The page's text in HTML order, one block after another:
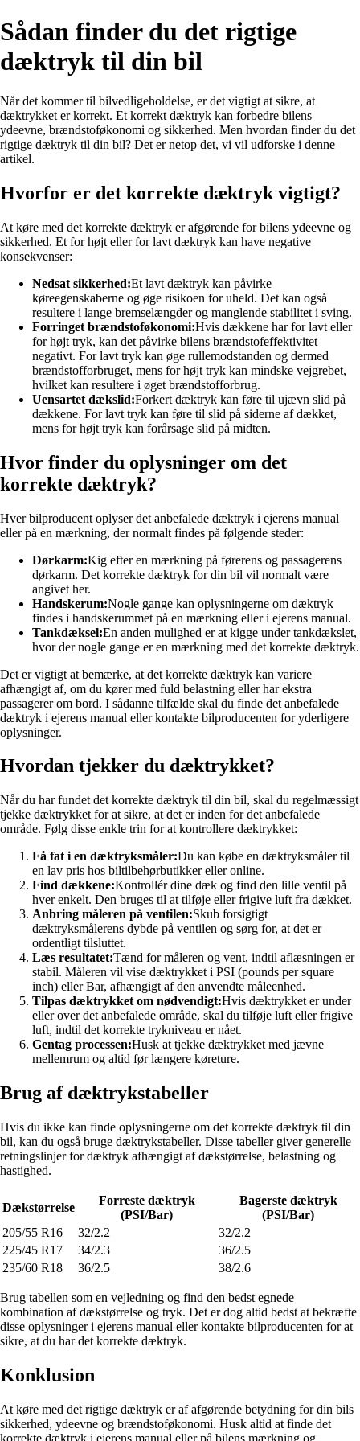
Sådan finder du det rigtige
dæktryk til din bil
Når det kommer til bilvedligeholdelse, er det vigtigt at sikre, at
dæktrykket er korrekt. Et korrekt dæktryk kan forbedre bilens
ydeevne, brændstoføkonomi og sikkerhed. Men hvordan finder du det
rigtige dæktryk til din bil? Det er netop det, vi vil udforske i denne
artikel.
Hvorfor er det korrekte dæktryk vigtigt?
At køre med det korrekte dæktryk er afgørende for bilens ydeevne og
sikkerhed. Et for højt eller for lavt dæktryk kan have negative
konsekvenser:
Nedsat sikkerhed:Et lavt dæktryk kan påvirke
køreegenskaberne og øge risikoen for uheld. Det kan også
resultere i lange bremselængder og manglende stabilitet i sving.
Forringet brændstoføkonomi:Hvis dækkene har for lavt eller
for højt tryk, kan det påvirke bilens brændstofeffektivitet
negativt. For lavt tryk kan øge rullemodstanden og dermed
brændstofforbruget, mens for højt tryk kan mindske vejgrebet,
hvilket kan resultere i øget brændstofforbrug.
Uensartet dækslid:Forkert dæktryk kan føre til ujævn slid på
dækkene. For lavt tryk kan føre til slid på siderne af dækket,
mens for højt tryk kan forårsage slid på midten.
Hvor finder du oplysninger om det
korrekte dæktryk?
Hver bilproducent oplyser det anbefalede dæktryk i ejerens manual
eller på en mærkning, der normalt findes på følgende steder:
Dørkarm:Kig efter en mærkning på førerens og passagerens
dørkarm. Det korrekte dæktryk for din bil vil normalt være
angivet her.
Handskerum:Nogle gange kan oplysningerne om dæktryk
findes i handskerummet på en mærkning eller i ejerens manual.
Tankdæksel:En anden mulighed er at kigge under tankdækslet,
hvor der nogle gange er en mærkning med det korrekte dæktryk.
Det er vigtigt at bemærke, at det korrekte dæktryk kan variere
afhængigt af, om du kører med fuld belastning eller har ekstra
passagerer om bord. I sådanne tilfælde skal du finde det anbefalede
dæktryk i ejerens manual eller kontakte bilproducenten for yderligere
oplysninger.
Hvordan tjekker du dæktrykket?
Når du har fundet det korrekte dæktryk til din bil, skal du regelmæssigt
tjekke dæktrykket for at sikre, at det er inden for det anbefalede
område. Følg disse enkle trin for at kontrollere dæktrykket:
Få fat i en dæktryksmåler:Du kan købe en dæktryksmåler til
en lav pris hos biltilbehørbutikker eller online.
Find dækkene:Kontrollér dine dæk og find den lille ventil på
hver enkelt. Den bruges til at tilføje eller frigive luft fra dækket.
Anbring måleren på ventilen:Skub forsigtigt
dæktryksmålerens dybde på ventilen og sørg for, at det er
ordentligt tilsluttet.
Læs resultatet:Tænd for måleren og vent, indtil aflæsningen er
stabil. Måleren vil vise dæktrykket i PSI (pounds per square
inch) eller Bar, afhængigt af den anvendte måleenhed.
Tilpas dæktrykket om nødvendigt:Hvis dæktrykket er under
eller over det anbefalede område, skal du tilføje luft eller frigive
luft, indtil det korrekte trykniveau er nået.
Gentag processen:Husk at tjekke dæktrykket med jævne
mellemrum og altid før længere køreture.
Brug af dæktrykstabeller
Hvis du ikke kan finde oplysningerne om det korrekte dæktryk til din
bil, kan du også bruge dæktrykstabeller. Disse tabeller giver generelle
retningslinjer for dæktryk afhængigt af dækstørrelse, belastning og
hastighed.
Dækstørrelse
Forreste dæktryk
(PSI/Bar)
Bagerste dæktryk
(PSI/Bar)
205/55 R16
32/2.2
32/2.2
225/45 R17
34/2.3
36/2.5
235/60 R18
36/2.5 38/2.6
Brug tabellen som en vejledning og find den bedst egnede
kombination af dækstørrelse og tryk. Det er dog altid bedst at bekræfte
disse oplysninger i ejerens manual eller kontakte bilproducenten for at
sikre, at du har det korrekte dæktryk.
Konklusion
At køre med det rigtige dæktryk er af afgørende betydning for din bils
sikkerhed, ydeevne og brændstoføkonomi. Husk altid at finde det
korrekte dæktryk i ejerens manual eller på bilens mærkning og